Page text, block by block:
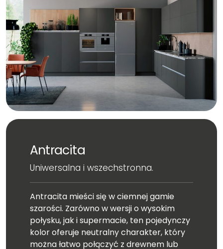
Antracita
Uniwersalna i wszechstronna.
Antracita mieści się w ciemnej gamie
szarości. Zarówno w wersji o wysokim
połysku, jak i supermacie, ten pojedynczy
kolor oferuje neutralny charakter, który
można łatwo połączyć z drewnem lub